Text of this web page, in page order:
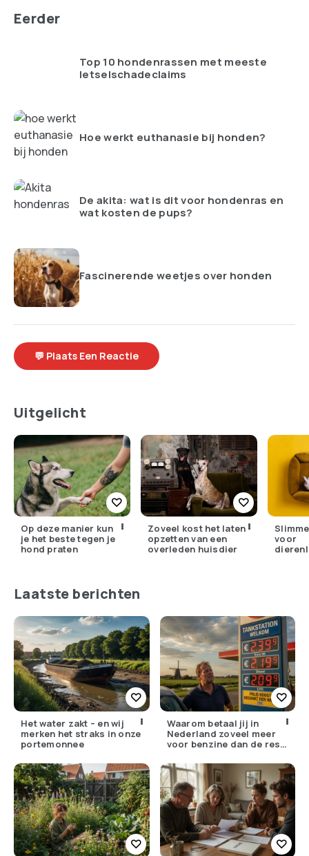
Eerder
Top 10 hondenrassen met meeste
letselschadeclaims
Hoe werkt euthanasie bij honden?
De akita: wat is dit voor hondenras en
wat kosten de pups?
Fascinerende weetjes over honden
💬 Plaats Een Reactie
Uitgelicht
Op deze manier kun
je het beste tegen je
hond praten
Zoveel kost het laten
opzetten van een
overleden huisdier
voor
Laatste berichten
Het water zakt – en wij
merken het straks in onze
portemonnee
Waarom betaal jij in
Nederland zoveel meer
voor benzine dan de rest